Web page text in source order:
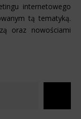
internetowego
tą tematyką.
oraz nowościami